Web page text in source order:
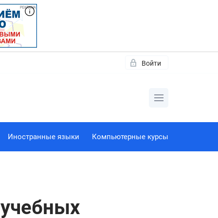
Войти
Иностранные языки Компьютерные курсы